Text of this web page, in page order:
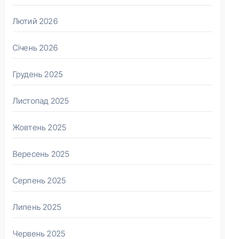
Лютий 2026
Січень 2026
Грудень 2025
Листопад 2025
Жовтень 2025
Вересень 2025
Серпень 2025
Липень 2025
Червень 2025